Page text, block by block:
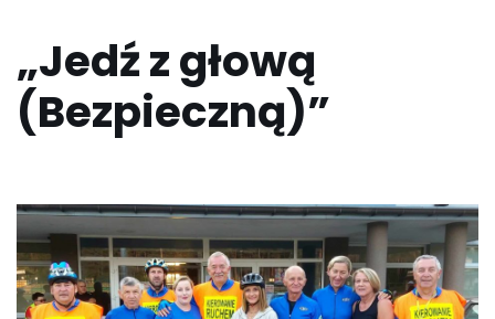
„Jedź z głową
(Bezpieczną)”